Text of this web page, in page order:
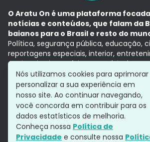
O Aratu On é uma plataforma
notícias e conteúdos, que falam da
baianos para o Brasil e resto do
Política, segurança pública, educação,
reportagens especiais, interior,
Aqui, tudo vira notícia e a notícia é no
com a credibilidade do Grupo Aratu.
Grupo Aratu
Política de privacidade
Siga-nos
Nós utilizamos cookies para aprimorar
personalizar a sua experiência em
nosso site. Ao continuar navegando,
você concorda em contribuir para os
dados estatísticos de melhoria.
Conheça nossa Política de
Privacidade e consulte nossa